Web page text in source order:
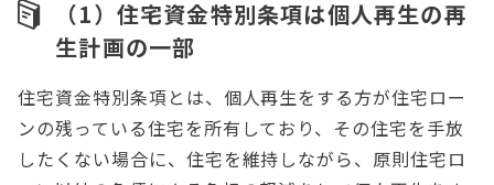
（1）住宅資金特別条項は個人再生の再
生計画の一部
住宅資金特別条項とは、個人再生をする方が住宅ロー
ンの残っている住宅を所有しており、その住宅を手放
したくない場合に、住宅を維持しながら、原則住宅ロ